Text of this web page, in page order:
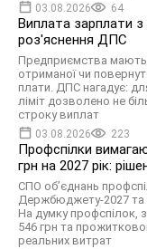
03.08.2026 64
Виплата зарплати з
роз'яснення ДПС
Предприємства мають
отриманої чи
плати. ДПС нагадує:
ліміт дозволено не
строку виплат
03.08.2026 223
Профспілки
грн на 2027 рік:
СПО об’єднань
Держбюджету-2027 та
На думку профспілок,
546 грн та
реальних витрат